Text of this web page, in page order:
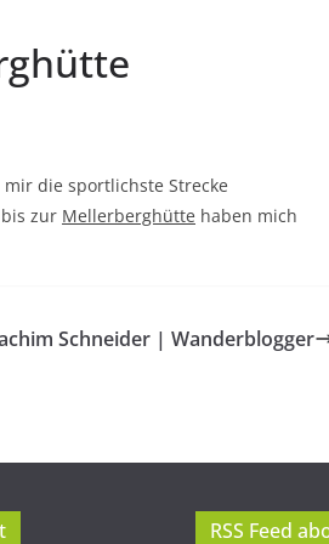
mir die sportlichste Strecke
zur Mellerberghütte haben mich
Schneider | Wanderblogger
RSS Feed